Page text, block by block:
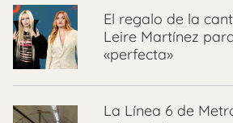
El regalo de la
Leire Martínez
«perfecta»
La Línea 6 de